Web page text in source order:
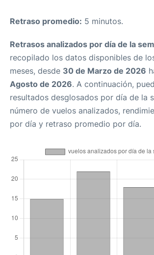
Retraso promedio: 5 minutos.
Retrasos analizados por día de la
recopilado los datos disponibles de
meses, desde 30 de Marzo de 2026
Agosto de 2026. A continuación,
resultados desglosados por día de la
número de vuelos analizados,
por día y retraso promedio por día.